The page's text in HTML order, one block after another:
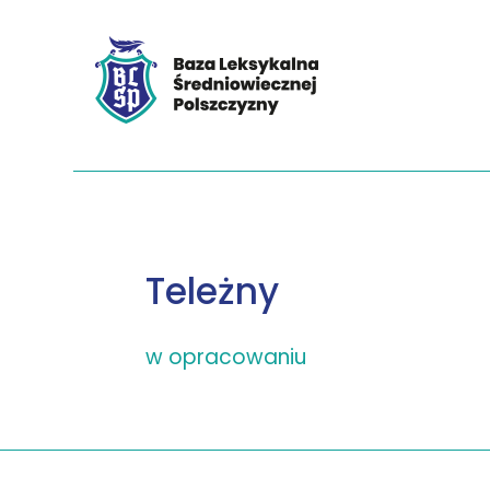
Teleżny
w opracowaniu